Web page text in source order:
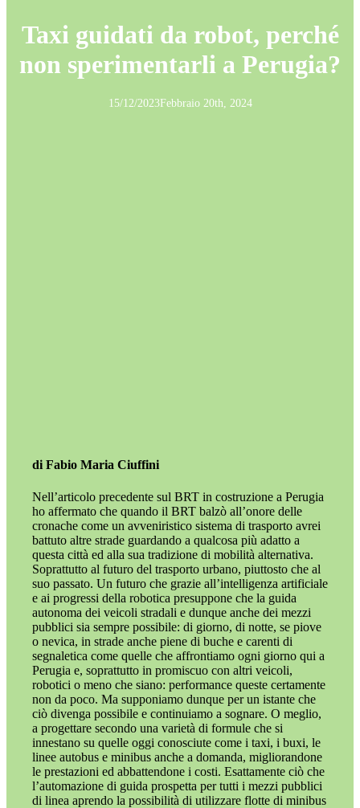
Taxi guidati da robot, perché
non sperimentarli a Perugia?
15/12/2023Febbraio 20th, 2024
di Fabio Maria Ciuffini
Nell’articolo precedente sul BRT in costruzione a Perugia
ho affermato che quando il BRT balzò all’onore delle
cronache come un avveniristico sistema di trasporto avrei
battuto altre strade guardando a qualcosa più adatto a
questa città ed alla sua tradizione di mobilità alternativa.
Soprattutto al futuro del trasporto urbano, piuttosto che al
suo passato. Un futuro che grazie all’intelligenza artificiale
e ai progressi della robotica presuppone che la guida
autonoma dei veicoli stradali e dunque anche dei mezzi
pubblici sia sempre possibile: di giorno, di notte, se piove
o nevica, in strade anche piene di buche e carenti di
segnaletica come quelle che affrontiamo ogni giorno qui a
Perugia e, soprattutto in promiscuo con altri veicoli,
robotici o meno che siano: performance queste certamente
non da poco. Ma supponiamo dunque per un istante che
ciò divenga possibile e continuiamo a sognare. O meglio,
a progettare secondo una varietà di formule che si
innestano su quelle oggi conosciute come i taxi, i buxi, le
linee autobus e minibus anche a domanda, migliorandone
le prestazioni ed abbattendone i costi. Esattamente ciò che
l’automazione di guida prospetta per tutti i mezzi pubblici
di linea aprendo la possibilità di utilizzare flotte di minibus